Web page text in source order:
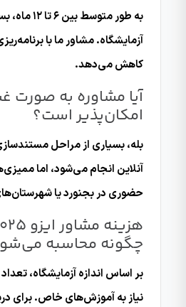
به طور
آزمایشگاه. مشاور ما با
کاهش می‌دهد.
آیا مشاوره به صورت
امکان‌پذیر است؟
بله، بسیاری از مراحل
آنلاین انجام می‌شود، اما
حضوری در بجنورد یا
چگونه محاسبه
بر اساس اندازه آزمایشگاه،
نیاز به آموزش‌های خاص. برای